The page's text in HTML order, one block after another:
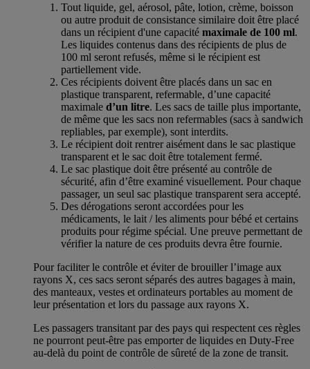
Tout liquide, gel, aérosol, pâte, lotion, crème, boisson
ou autre produit de consistance similaire doit être placé
dans un récipient d'une capacité maximale de 100 ml.
Les liquides contenus dans des récipients de plus de
100 ml seront refusés, même si le récipient est
partiellement vide.
Ces récipients doivent être placés dans un sac en
plastique transparent, refermable, d’une capacité
maximale d’un litre. Les sacs de taille plus importante,
de même que les sacs non refermables (sacs à sandwich
repliables, par exemple), sont interdits.
Le récipient doit rentrer aisément dans le sac plastique
transparent et le sac doit être totalement fermé.
Le sac plastique doit être présenté au contrôle de
sécurité, afin d’être examiné visuellement. Pour chaque
passager, un seul sac plastique transparent sera accepté.
Des dérogations seront accordées pour les
médicaments, le lait / les aliments pour bébé et certains
produits pour régime spécial. Une preuve permettant de
vérifier la nature de ces produits devra être fournie.
Pour faciliter le contrôle et éviter de brouiller l’image aux
rayons X, ces sacs seront séparés des autres bagages à main,
des manteaux, vestes et ordinateurs portables au moment de
leur présentation et lors du passage aux rayons X.
Les passagers transitant par des pays qui respectent ces règles
ne pourront peut-être pas emporter de liquides en Duty-Free
au-delà du point de contrôle de sûreté de la zone de transit.